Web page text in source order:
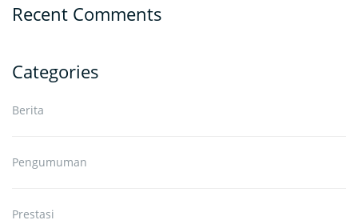
Recent Comments
Categories
Berita
Pengumuman
Prestasi